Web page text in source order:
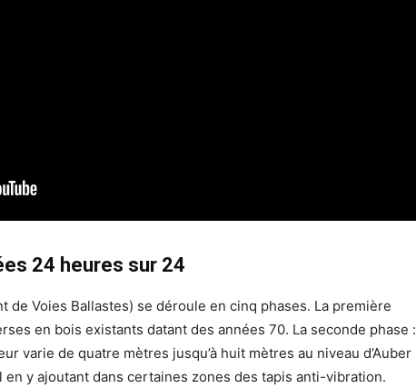
24 heures sur 24
de Voies Ballastes) se déroule en cinq phases. La première
en bois existants datant des années 70. La seconde phase :
varie de quatre mètres jusqu’à huit mètres au niveau d’Auber
y ajoutant dans certaines zones des tapis anti-vibration.